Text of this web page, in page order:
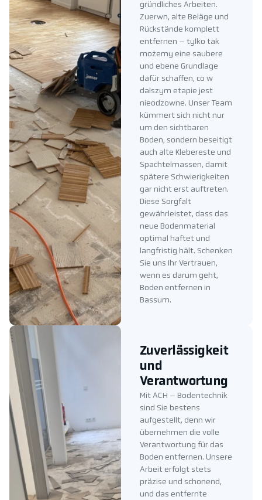
gründliches Arbeiten.
Zuerwn, alte Beläge und
Rückstände komplett
entfernen – tylko tak
możemy eine saubere
und ebene Grundlage
dafür schaffen, co w
dalszym etapie jest
nieodzowne. Unser Team
kümmert sich nicht nur
um den sichtbaren
Boden, sondern beseitigt
auch alte Klebereste und
Spachtelmassen, damit
spätere Schwierigkeiten
gar nicht erst auftreten.
Diese Sorgfalt
gewährleistet, dass das
neue Bodenmaterial
optimal haftet und
langfristig hält. Schenken
Sie uns Ihr Vertrauen,
wenn es darum geht,
Boden entfernen in
Bassum.
Zuverlässigkeit
und
Verantwortung
Mit ACH – Bodentechnik
sind Sie bestens
aufgestellt, denn wir
übernehmen die volle
Verantwortung für das
Boden entfernen. Unsere
Arbeit erfolgt stets
präzise und schonend,
und das entfernte